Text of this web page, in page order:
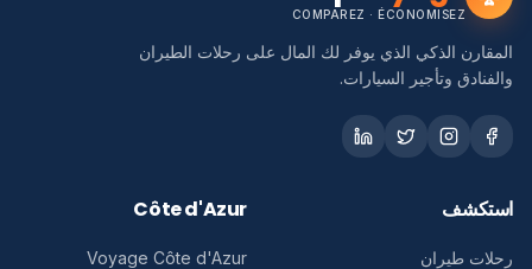
COMPAREZ · ÉCONOMISEZ
المقارن الذكي الذي يوفر لك المال على رحلات الطيران
والفنادق وتأجير السيارات.
استكشف
رحلات طيران
Côte d'Azur
Voyage Côte d'Azur